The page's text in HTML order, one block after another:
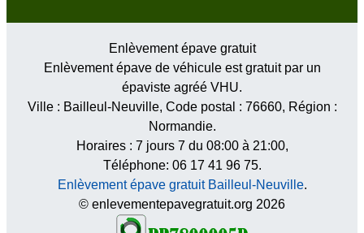
Enlèvement épave gratuit
Enlèvement épave de véhicule est gratuit par un
épaviste agréé VHU.
Ville : Bailleul-Neuville, Code postal : 76660, Région :
Normandie.
Horaires : 7 jours 7 du 08:00 à 21:00,
Téléphone: 06 17 41 96 75.
Enlèvement épave gratuit Bailleul-Neuville.
© enlevementepavegratuit.org 2026